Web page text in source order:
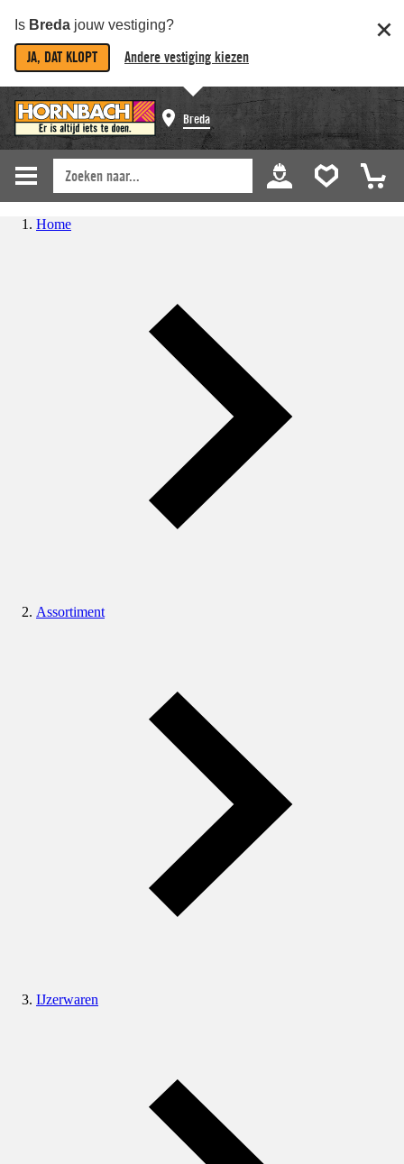
Is Breda jouw vestiging?
JA, DAT KLOPT Andere vestiging kiezen
Breda
Home
Assortiment
IJzerwaren